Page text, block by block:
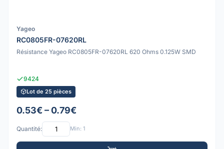
Yageo
RC0805FR-07620RL
Résistance Yageo RC0805FR-07620RL 620 Ohms 0.125W SMD
9424
Lot de 25 pièces
0.53€ – 0.79€
Quantité: Min: 1